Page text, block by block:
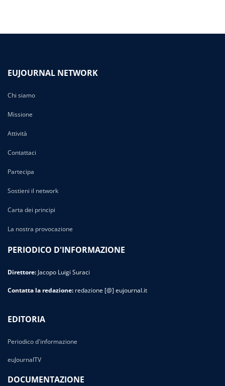
EUJOURNAL NETWORK
Chi siamo
Missione
Attività
Contattaci
Partecipa
Sostieni il network
Carta dei principi
La nostra provocazione
PERIODICO D'INFORMAZIONE
Direttore: Jacopo Luigi Suraci
Contatta la redazione: redazione [@] eujournal.it
EDITORIA
Periodico d'informazione
euJournalTV
DOCUMENTAZIONE